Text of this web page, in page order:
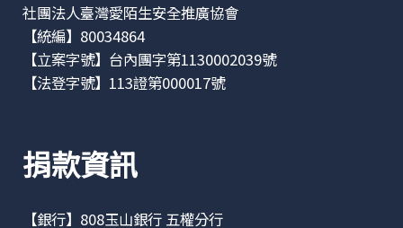
社團法人臺灣愛陌生安全推廣協會
【統編】80034864
【立案字號】台內團字第1130002039號
【法登字號】113證第000017號
捐款資訊
【銀行】808玉山銀行 五權分行